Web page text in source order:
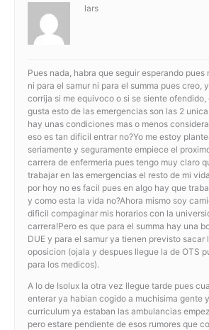
lars
Pues nada, habra que seguir esperando
ni para el samur ni para el summa pues creo,
corrija si me equivoco o si se siente ofendido,
gusta esto de las emergencias son las 2
hay unas condiciones mas o menos
eso es tan dificil entrar no?Yo me estoy
seriamente y seguramente empiece el
carrera de enfermeria pues tengo muy claro
trabajar en las emergencias el resto de mi
por hoy no es facil pues en algo hay que
y como esta la vida no?Ahora mismo soy
dificil compaginar mis horarios con la
carrera!Pero es que para el summa hay una
DUE y para el samur ya tienen previsto sacar
oposicion (ojala y despues llegue la de OTS
para los medicos).
A lo de Isolux la otra vez llegue tarde pues
enterar ya habian cogido a muchisima gente
curriculum ya estaban las ambulancias
pero estare pendiente de esos rumores que